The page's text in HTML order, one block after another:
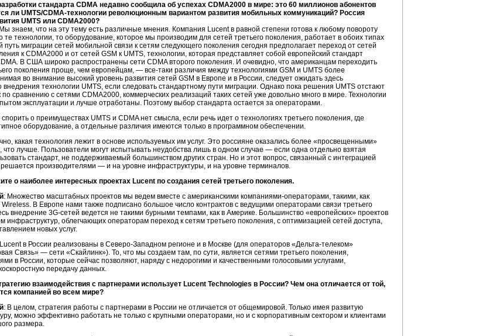
стандарта CDMA недавно сообщила об успехах CDMA2000 в мире: это 60 миллионов абонентов
ли UMTS/CDMA-технологии революционным вариантом развития мобильных коммуникаций? Россия
UMTS или CDMA2000?
знаем, что на эту тему есть различные мнения. Компания Lucent в равной степени готова к любому повороту
те технологии, то оборудование, которое мы производим для сетей третьего поколения, работает в обоих типах
миграции сетей мобильной связи к сетям следующего поколения сегодня предполагает переход от сетей
к CDMA2000 и от сетей GSM к UMTS, технологии, которая представляет собой европейский стандарт
В США широко распространены сети CDMA второго поколения. И очевидно, что американцам переходить
поколения проще, чем европейцам, — все-таки различия между технологиями GSM и UMTS более
во внимание высокий уровень развития сетей GSM в Европе и в России, следует ожидать здесь
технологии UMTS, если следовать стандартному пути миграции. Однако пока решения UMTS отстают
сравнению с сетями CDMA2000, коммерческих реализаций таких сетей уже довольно много в мире. Технологии
эксплуатации и лучше отработаны. Поэтому выбор стандарта остается за операторами.
о преимуществах UMTS и CDMA нет смысла, если речь идет о технологиях третьего поколения, где
оборудование, а отдельные различия имеются только в программном обеспечении.
какая технология лежит в основе используемых им услуг. Это россияне оказались более «просвещенными»
что лучше. Пользователи могут испытывать неудобства лишь в одном случае — если одна отдельно взятая
стандарт, не поддерживаемый большинством других стран. Но и этот вопрос, связанный с интеграцией
решается производителями — и на уровне инфраструктуры, и на уровне терминалов.
о наиболее интересных проектах Lucent по создания сетей третьего поколения.
: Множество масштабных проектов мы ведем вместе с американскими компаниями-операторами, такими, как
Wireless. В Европе нами также подписано большое число контрактов с ведущими операторами связи третьего
внедрение 3G-сетей ведется не такими бурными темпами, как в Америке. Большинство «европейских» проектов
инфраструктур, облегчающих операторам переход к сетям третьего поколения, с оптимизацией сетей доступа,
новых услуг.
в России реализованы в Северо-Западном регионе и в Москве (для операторов «Дельта-телеком»
Связь» — сети «Скайлинк»). То, что мы создаем там, по сути, является сетями третьего поколения,
в России, которые сейчас позволяют, наряду с недорогими и качественными голосовыми услугами,
передачу данных.
взаимодействия с партнерами использует Lucent Technologies в России? Чем она отличается от той,
компанией во всем мире?
: В целом, стратегия работы с партнерами в России не отличается от общемировой. Только имея развитую
можно эффективно работать не только с крупными операторами, но и с корпоративным сектором и клиентами
размера.